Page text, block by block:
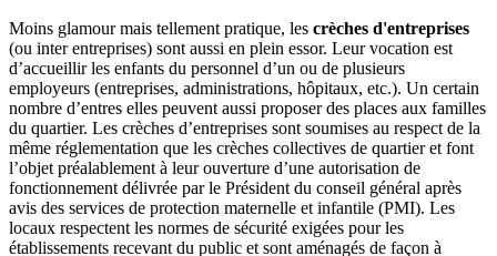
Moins glamour mais tellement pratique, les crèches d'entreprises
(ou inter entreprises) sont aussi en plein essor. Leur vocation est
d’accueillir les enfants du personnel d’un ou de plusieurs
employeurs (entreprises, administrations, hôpitaux, etc.). Un certain
nombre d’entres elles peuvent aussi proposer des places aux familles
du quartier. Les crèches d’entreprises sont soumises au respect de la
même réglementation que les crèches collectives de quartier et font
l’objet préalablement à leur ouverture d’une autorisation de
fonctionnement délivrée par le Président du conseil général après
avis des services de protection maternelle et infantile (PMI). Les
locaux respectent les normes de sécurité exigées pour les
établissements recevant du public et sont aménagés de façon à